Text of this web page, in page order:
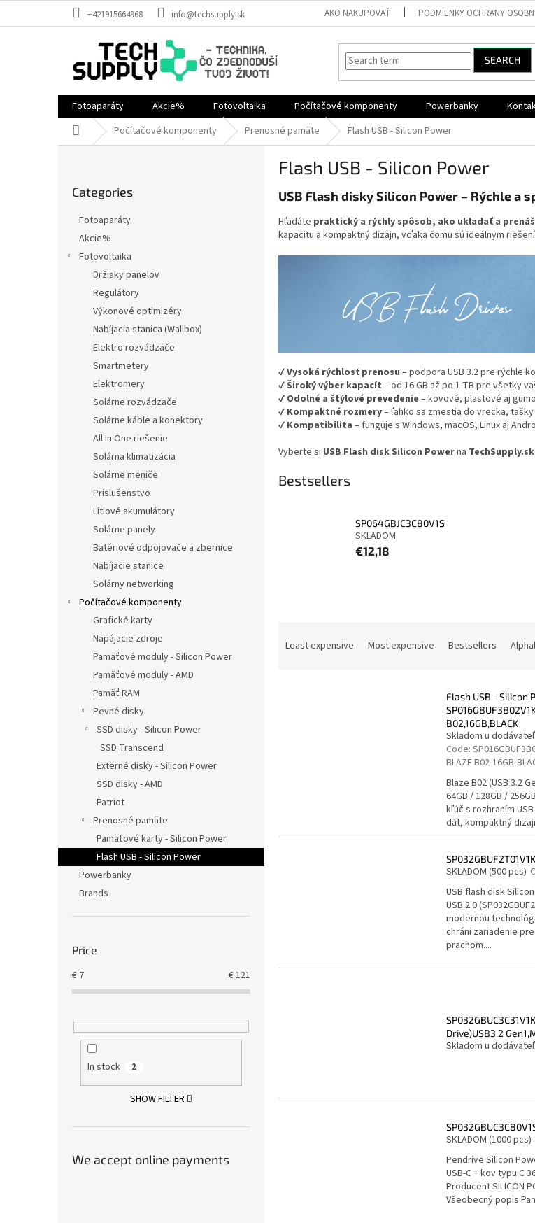
+421915664968 info@techsupply.sk AKO NAKUPOVAŤ PODMIENKY OCHRANY
SEARCH
Fotoaparáty Akcie% Fotovoltaika Počítačové komponenty Powerbanky
Home Počítačové komponenty Prenosné pamäte Flash USB - Silicon Power
categories
Categories
Fotoaparáty
Akcie%
Fotovoltaika
Držiaky panelov
Regulátory
Výkonové optimizéry
Nabíjacia stanica (Wallbox)
Elektro rozvádzače
Smartmetery
Elektromery
Solárne rozvádzače
Solárne káble a konektory
All In One riešenie
Solárna klimatizácia
Solárne meniče
Príslušenstvo
Lítiové akumulátory
Solárne panely
Batériové odpojovače a zbernice
Nabíjacie stanice
Solárny networking
Počítačové komponenty
Grafické karty
Napájacie zdroje
Pamäťové moduly - Silicon Power
Pamäťové moduly - AMD
Pamäť RAM
Pevné disky
SSD disky - Silicon Power
SSD Transcend
Externé disky - Silicon Power
SSD disky - AMD
Patriot
Prenosné pamäte
Pamäťové karty - Silicon Power
Flash USB - Silicon Power
Powerbanky
Brands
Price
€ 7 €121
In stock 2
SHOW FILTER
We accept online payments
Flash USB - Silicon Power
USB Flash disky Silicon Power – Rýchle a
Hľadáte praktický a rýchly spôsob, ako ukladať a
kapacitu a kompaktný dizajn, vďaka čomu sú ideálnym
✔Vysoká rýchlosť prenosu – podpora USB 3.2 pre rýchle
✔Široký výber kapacít – od 16 GB až po 1 TB pre všetky
✔ Odolné a štýlové prevedenie – kovové, plastové aj
✔ Kompaktné rozmery– ľahko sa zmestia do vrecka,
✔ Kompatibilita – funguje s Windows, macOS, Linux aj
Vyberte si USB Flash disk Silicon Powerna TechSupply.sk
Bestsellers
SP064GBJC3C80V1S
SKLADOM
€12,18
Least expensive Most expensive Bestsellers
Flash USB - Silicon
B02,16GB,BLACK
Skladom u
Code:
BLAZE B02-16GB-
Blaze B02 (USB 3.2
64GB / 128GB /
kľúč s rozhraním
dát, kompaktný
SP032GBUF2T01V1K
SKLADOM (500 pcs)
USB flash disk
USB 2.0
modernou
chráni zariadenie
prachom....
Drive)USB3.2
Skladom u
SKLADOM (1000 pcs)
Pendrive Silicon
USB-C + kov typu C
Producent SILICON
Všeobecný popis